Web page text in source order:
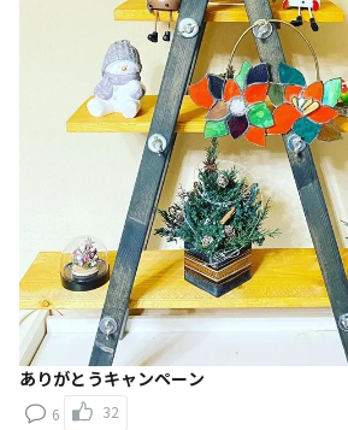
ありがとうキャンペーン
6 32